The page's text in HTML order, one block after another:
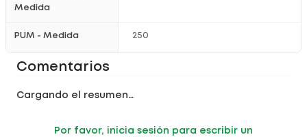
Medida
PUM - Medida 250
Comentarios
Cargando el resumen…
Por favor, inicia sesión para escribir un